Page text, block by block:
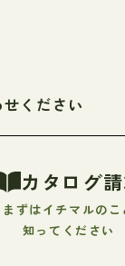
ください
カタログ
まずはイチマルのこ
知ってください